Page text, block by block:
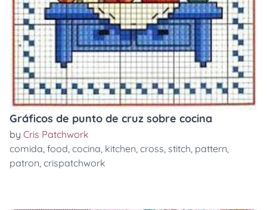
Gráficos de punto de cruz sobre cocina
by Cris Patchwork
comida, food, cocina, kitchen, cross, stitch, pattern,
patron, crispatchwork